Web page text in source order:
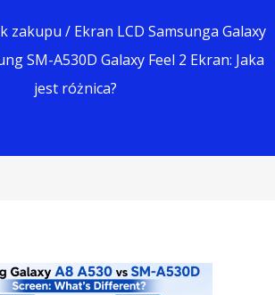
zakupu / Ekran LCD Samsunga Galaxy
SM-A530D Galaxy Feel 2 Ekran: Jaka
jest różnica?